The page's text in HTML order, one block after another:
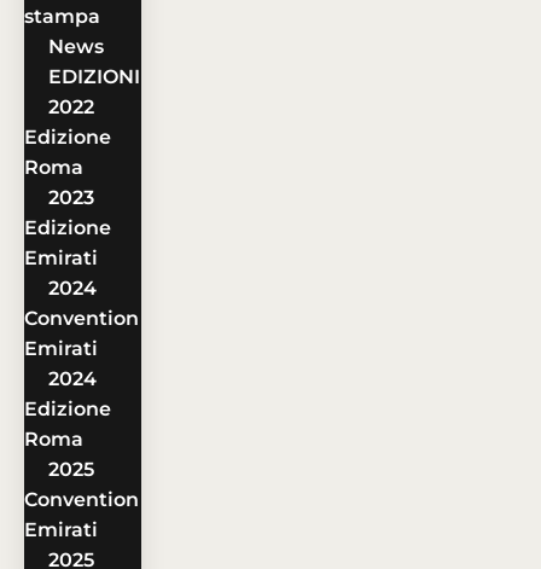
stampa
News
EDIZIONI
2022
Edizione
Roma
2023
Edizione
Emirati
2024
Convention
Emirati
2024
Edizione
Roma
2025
Convention
Emirati
2025